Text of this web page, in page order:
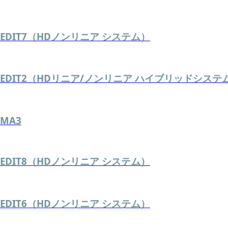
EDIT7（HDノンリニア システム）
EDIT2（HDリニア/ノンリニア ハイブリッドシステ
MA3
EDIT8（HDノンリニア システム）
EDIT6（HDノンリニア システム）